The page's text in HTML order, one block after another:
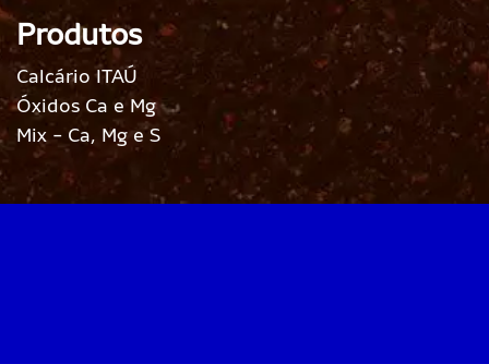
Produtos
Calcário ITAÚ
Óxidos Ca e Mg
Mix - Ca, Mg e S